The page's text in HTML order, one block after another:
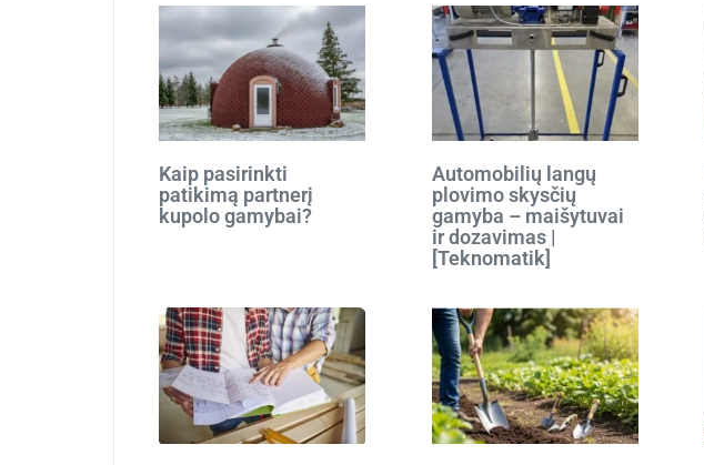
Kaip pasirinkti
patikimą partnerį
kupolo gamybai?
Automobilių langų
plovimo skysčių
gamyba – maišytuvai
ir dozavimas |
[Teknomatik]